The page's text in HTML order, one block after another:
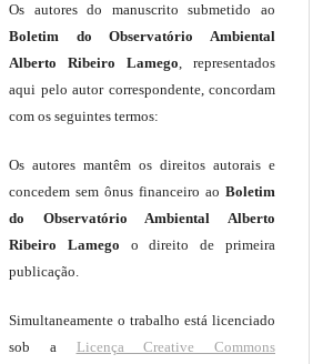
Os autores do manuscrito submetido ao
Boletim do Observatório Ambiental
Alberto Ribeiro Lamego, representados
aqui pelo autor correspondente, concordam
com os seguintes termos:
Os autores mantêm os direitos autorais e
concedem sem ônus financeiro ao Boletim
do Observatório Ambiental Alberto
Ribeiro Lamego o direito de primeira
publicação.
Simultaneamente o trabalho está licenciado
sob a Licença Creative Commons